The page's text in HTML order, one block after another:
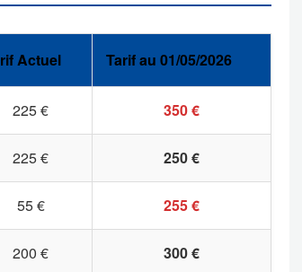
Actuel Tarif au 01/05/2026
225 € 350 €
225 € 250 €
55 € 255 €
200 € 300 €